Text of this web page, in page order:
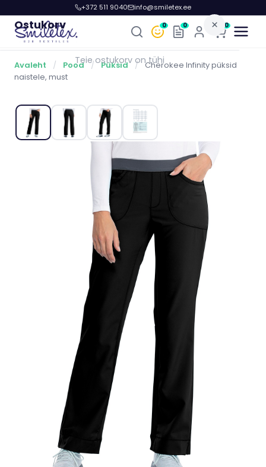
+372 511 9040 info@smiletex.ee
0 0 0
Avaleht / Pood / Püksid / Cherokee Infinity püksid
naistele, must
Ostukorv ×
Teie ostukorv on tühi